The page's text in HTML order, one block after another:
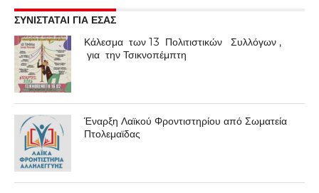
ΣΥΝΙΣΤΑΤΑΙ ΓΙΑ ΕΣΑΣ
Κάλεσμα των 13 Πολιτιστικών Συλλόγων ,
για την Τσικνοπέμπτη
Έναρξη Λαϊκού Φροντιστηρίου από Σωματεία
Πτολεμαϊδας